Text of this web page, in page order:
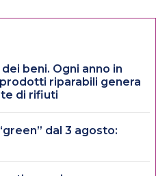
beni. Ogni anno in
riparabili genera
di rifiuti
dal 3 agosto: